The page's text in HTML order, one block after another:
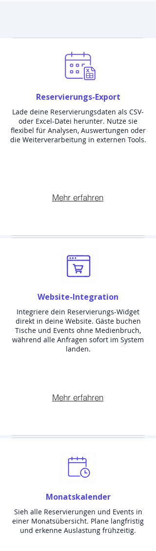
Reservierungs-Export
Lade deine Reservierungsdaten als CSV-
oder Excel-Datei herunter. Nutze sie
flexibel für Analysen, Auswertungen oder
die Weiterverarbeitung in externen Tools.
Mehr erfahren
Website-Integration
Integriere dein Reservierungs-Widget
direkt in deine Website. Gäste buchen
Tische und Events ohne Medienbruch,
während alle Anfragen sofort im System
landen.
Mehr erfahren
Monatskalender
Sieh alle Reservierungen und Events in
einer Monatsübersicht. Plane langfristig
und erkenne Auslastung frühzeitig.